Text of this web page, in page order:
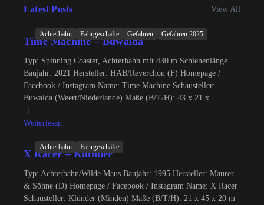
Latest Posts View All
Achterbahn Fahrgeschäfte Gefahren Gefahren 2025
Time Machine – Buwalda
Typ: Spinning Coaster, Achterbahn mit 430 m Schienenlänge
Baujahr: 2021 Hersteller: HAB/Reverchon (F) Homepage /
Facebook / Instagram Name: Time Machine Schausteller:
Buwalda (Weert/Niederlande) Maße (B/T/H): 43 x 21 x...
Weiterlesen
Achterbahn Fahrgeschäfte
X Racer – Klünder
Typ: Achterbahn/Wilde Maus Baujahr: 1995 Hersteller: Maurer
& Söhne (D) Homepage / Facebook / Instagram Name: X Racer
Schausteller: Klünder (Minden) Maße (B/T/H): 21 x 45 x 20 m